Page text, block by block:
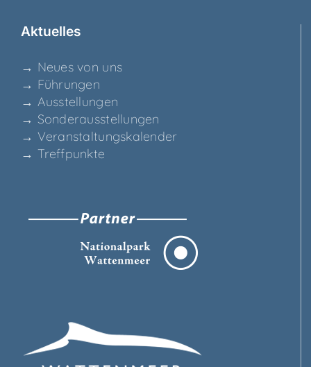
Aktu­el­les
→ Neu­es von uns
→ Füh­run­gen
→ Aus­stel­lun­gen
→ Son­der­aus­stel­lun­gen
→ Ver­an­stal­tungs­ka­len­der
→ Treff­punk­te